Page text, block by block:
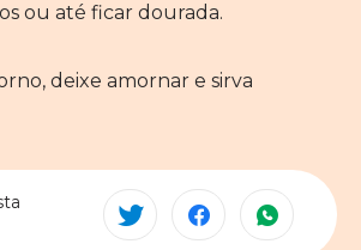
ou até ficar dourada.
deixe amornar e sirva